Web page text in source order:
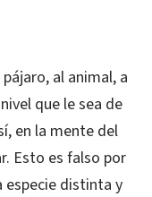
al animal, a
que le sea de
en la mente del
Esto es falso por
especie distinta y